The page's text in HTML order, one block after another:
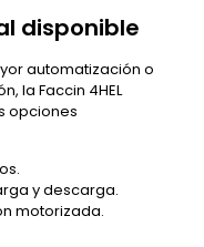
disponible
automatización o
la Faccin 4HEL
opciones
y descarga.
motorizada.